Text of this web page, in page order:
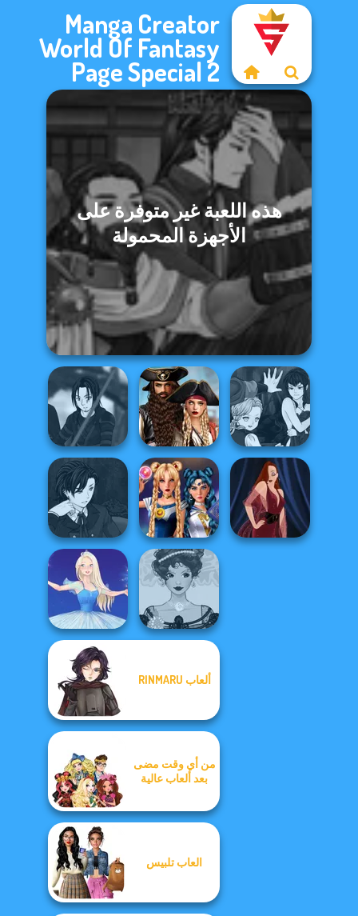
Manga Creator
World Of Fantasy
Page Special 2
هذه اللعبة غير متوفرة على
الأجهزة المحمولة
Star Wars Avatar
Creator
Romance Of The
Seven Seas
Pira...
Manga Creator
Vampire Hunter
P...
Manga Creator
Vampire Hunter
P...
Sailor Moon And
Friends Cosmic...
Ice Ballerina
Belle Époque
ألعاب RINMARU
من أي وقت مضى
بعد ألعاب عالية
العاب تلبيس